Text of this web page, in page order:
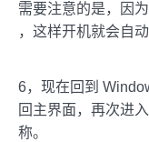
需要注意的是，因
，这样开机就会自
6，现在回到
回主界面，再次进
称。